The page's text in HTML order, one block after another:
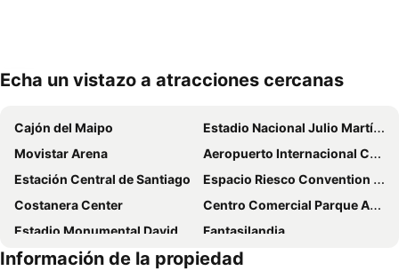
Echa un vistazo a atracciones cercanas
Cajón del Maipo
Estadio Nacional Julio Martínez Prádanos
Movistar Arena
Aeropuerto Internacional Comodoro Arturo Merino Benítez
Estación Central de Santiago
Espacio Riesco Convention Center
Costanera Center
Centro Comercial Parque Arauco
Estadio Monumental David Arellano
Fantasilandia
Festival Internacional Providencia Jazz
Barrio Lastarria
Información de la propiedad